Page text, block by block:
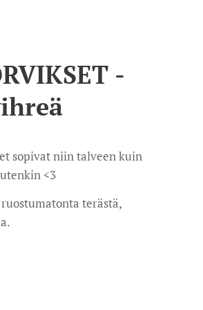
-
sopivat niin talveen kuin
<3
terästä,